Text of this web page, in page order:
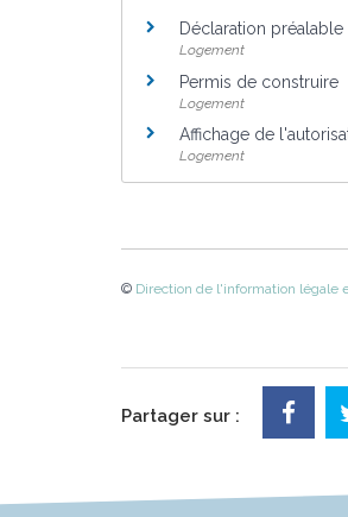
Déclaration préalable
Logement
Permis de construire
Logement
Affichage de
Logement
© Direction de l'information légale
Partager sur :